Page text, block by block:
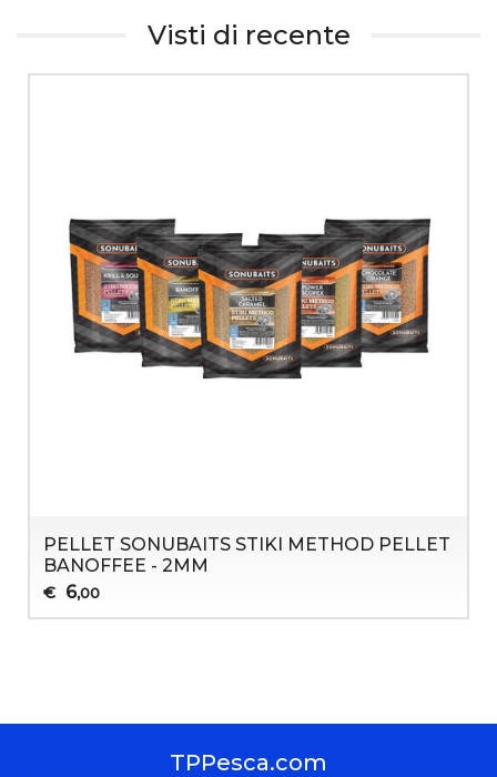
Visti di recente
PELLET SONUBAITS STIKI METHOD PELLET
BANOFFEE - 2MM
€ 6,00
TPPesca.com